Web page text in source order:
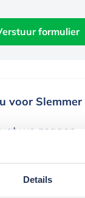
Details
formulier
voor Slemmer
we zeggen
alleen kwaliteit